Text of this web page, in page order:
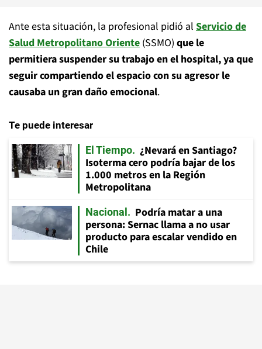
Ante esta situación, la profesional pidió al Servicio de
Salud Metropolitano Oriente (SSMO) que le
permitiera suspender su trabajo en el hospital, ya que
seguir compartiendo el espacio con su agresor le
causaba un gran daño emocional.
Te puede interesar
El Tiempo
¿Nevará en Santiago?
Isoterma cero podría bajar de los
1.000 metros en la Región
Metropolitana
Nacional
Podría matar a una
persona: Sernac llama a no usar
producto para escalar vendido en
Chile